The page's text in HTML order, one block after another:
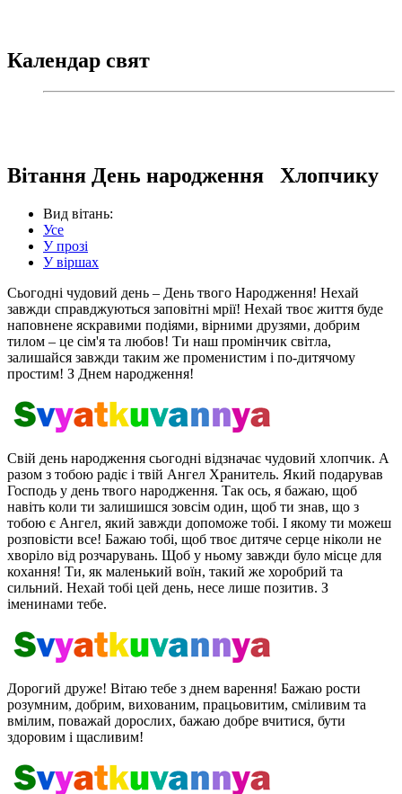
Календар свят
Вітання День народження Хлопчику
Вид вітань:
Усе
У прозі
У віршах
Сьогодні чудовий день – День твого Народження! Нехай
завжди справджуються заповітні мрії! Нехай твоє життя буде
наповнене яскравими подіями, вірними друзями, добрим
тилом – це сім'я та любов! Ти наш промінчик світла,
залишайся завжди таким же променистим і по-дитячому
простим! З Днем народження!
Свій день народження сьогодні відзначає чудовий хлопчик. А
разом з тобою радіє і твій Ангел Хранитель. Який подарував
Господь у день твого народження. Так ось, я бажаю, щоб
навіть коли ти залишишся зовсім один, щоб ти знав, що з
тобою є Ангел, який завжди допоможе тобі. І якому ти можеш
розповісти все! Бажаю тобі, щоб твоє дитяче серце ніколи не
хворіло від розчарувань. Щоб у ньому завжди було місце для
кохання! Ти, як маленький воїн, такий же хоробрий та
сильний. Нехай тобі цей день, несе лише позитив. З
іменинами тебе.
Дорогий друже! Вітаю тебе з днем ​​варення! Бажаю рости
розумним, добрим, вихованим, працьовитим, сміливим та
вмілим, поважай дорослих, бажаю добре вчитися, бути
здоровим і щасливим!